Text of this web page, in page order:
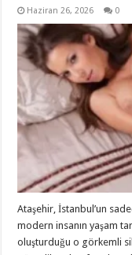
Haziran 26, 2026 0
Ataşehir, İstanbul’un
modern insanın yaşam
oluşturduğu o görkemli